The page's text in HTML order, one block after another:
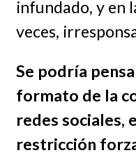
infundado, y en
veces,
Se podría
formato de la
redes sociales,
restricción